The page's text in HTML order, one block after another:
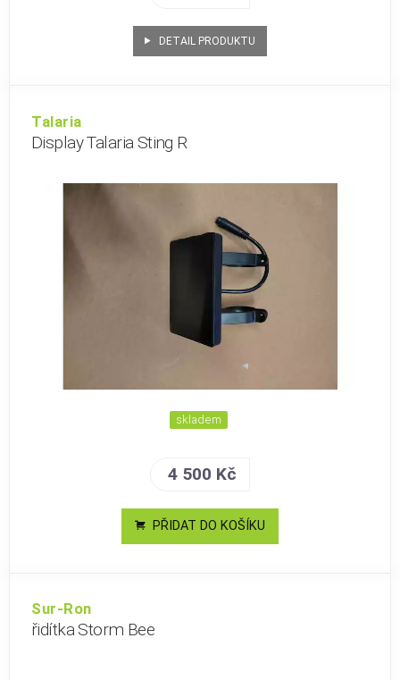
DETAIL PRODUKTU
Talaria
Display Talaria Sting R
skladem
4 500 Kč
PŘIDAT DO KOŠÍKU
Sur-Ron
řidítka Storm Bee